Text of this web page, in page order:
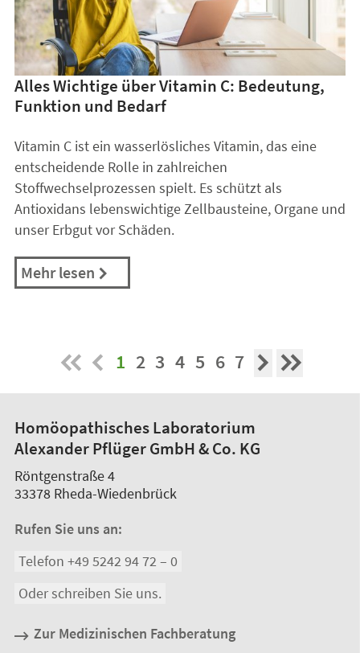
Alles Wichtige über Vitamin C: Bedeutung,
Funktion und Bedarf
Vitamin C ist ein wasserlösliches Vitamin, das eine
entscheidende Rolle in zahlreichen
Stoffwechselprozessen spielt. Es schützt als
Antioxidans lebenswichtige Zellbausteine, Organe und
unser Erbgut vor Schäden.
Mehr lesen
1 2 3 4 5 6 7
Homöopathisches Laboratorium
Alexander Pflüger GmbH & Co. KG
Röntgenstraße 4
33378 Rheda-Wiedenbrück
Rufen Sie uns an:
Telefon +49 5242 94 72 – 0
Oder schreiben Sie uns.
Zur Medizinischen Fachberatung